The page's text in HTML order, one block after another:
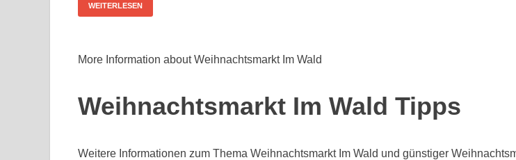
WEITERLESEN
More Information about Weihnachtsmarkt Im Wald
Weihnachtsmarkt Im Wald Tipps
Weitere Informationen zum Thema Weihnachtsmarkt Im Wald und günstiger